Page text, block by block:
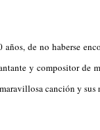
de no haberse
y compositor de
canción y